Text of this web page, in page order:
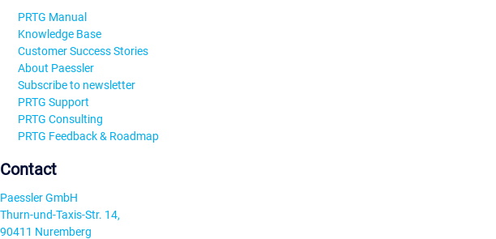
PRTG Manual
Knowledge Base
Customer Success Stories
About Paessler
Subscribe to newsletter
PRTG Support
PRTG Consulting
PRTG Feedback & Roadmap
Contact
Paessler GmbH
Thurn-und-Taxis-Str. 14,
90411 Nuremberg